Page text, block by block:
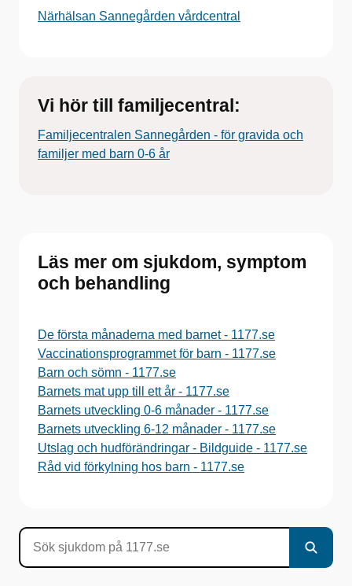
Närhälsan Sannegården vårdcentral
Vi hör till familjecentral:
Familjecentralen Sannegården - för gravida och
familjer med barn 0-6 år
Läs mer om sjukdom, symptom
och behandling
De första månaderna med barnet - 1177.se
Vaccinationsprogrammet för barn - 1177.se
Barn och sömn - 1177.se
Barnets mat upp till ett år - 1177.se
Barnets utveckling 0-6 månader - 1177.se
Barnets utveckling 6-12 månader - 1177.se
Utslag och hudförändringar - Bildguide - 1177.se
Råd vid förkylning hos barn - 1177.se